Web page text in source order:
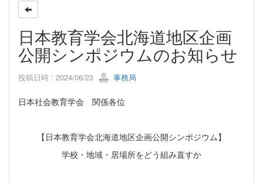
日本教育学会北海道地区企画
公開シンポジウムのお知らせ
投稿日時 : 2024/06/23 事務局
日本社会教育学会 関係各位
【日本教育学会北海道地区企画公開シンポジウム】
学校・地域・居場所をどう組み直すか